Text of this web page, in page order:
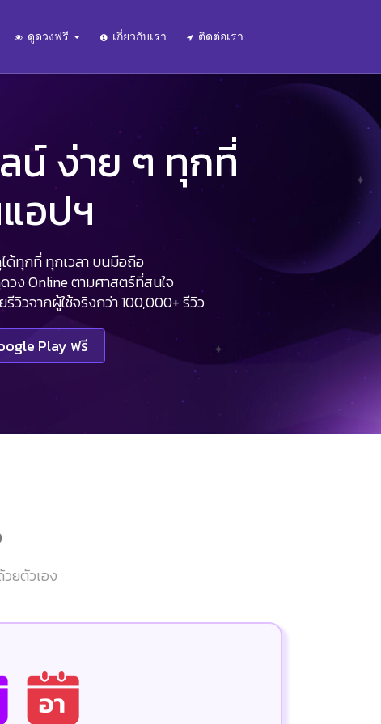
ดูดวงฟรี เกี่ยวกับเรา ติดต่อเรา
น์ ง่าย ๆ ทุกที่
อปฯ
ทุกที่ ทุกเวลา บนมือถือ
วง Online ตามศาสตร์ที่สนใจ
วจากผู้ใช้จริงกว่า 100,000+ รีวิว
Play ฟรี
ยตัวเอง